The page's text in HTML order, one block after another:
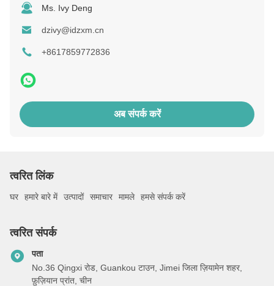
Ms. Ivy Deng
dzivy@idzxm.cn
+8617859772836
अब संपर्क करें
त्वरित लिंक
घर हमारे बारे में उत्पादों समाचार मामले हमसे संपर्क करें
त्वरित संपर्क
पता
No.36 Qingxi रोड, Guankou टाउन, Jimei जिला ज़ियामेन शहर,
फ़ुज़ियान प्रांत, चीन